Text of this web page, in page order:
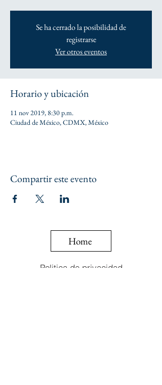
Se ha cerrado la posibilidad de
registrarse
Ver otros eventos
Horario y ubicación
11 nov 2019, 8:30 p.m.
Ciudad de México, CDMX, México
Compartir este evento
Home
Politica de privacidad